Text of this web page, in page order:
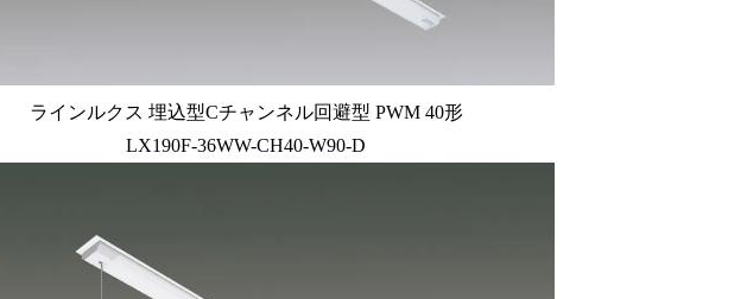
ラインルクス 埋込型Cチャンネル回避型 PWM 40形
LX190F-36WW-CH40-W90-D